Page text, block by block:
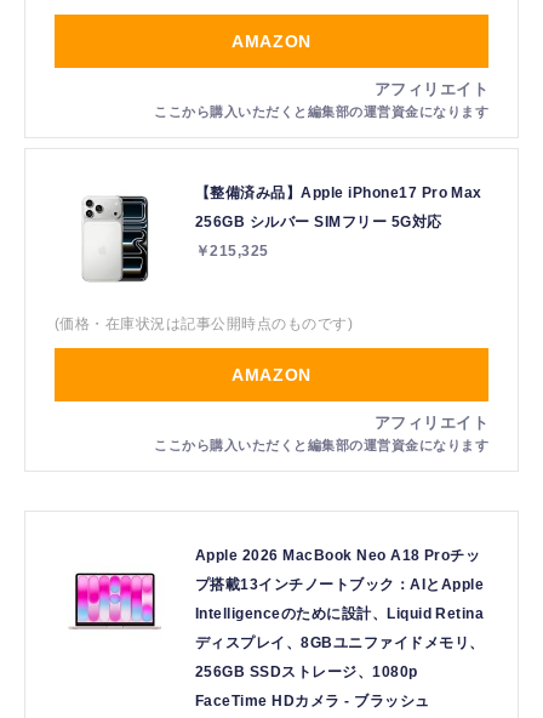
AMAZON
【整備済み品】Apple iPhone17 Pro Max
256GB シルバー SIMフリー 5G対応
￥215,325
(価格・在庫状況は記事公開時点のものです)
AMAZON
Apple 2026 MacBook Neo A18 Proチッ
プ搭載13インチノートブック：AIとApple
Intelligenceのために設計、Liquid Retina
ディスプレイ、8GBユニファイドメモリ、
256GB SSDストレージ、1080p
FaceTime HDカメラ - ブラッシュ